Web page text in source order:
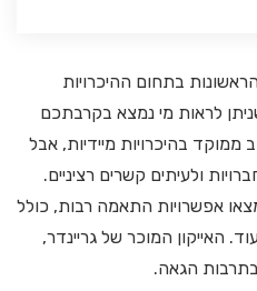
בתחום ההיכרויות
לראות מי נמצא בקרבתכם
ממוקד בהיכרויות מיידיות, אבל
ולעיתים קשרים רציניים.
אפשרויות התאמה רבות, כולל
האייקון המוכר של גריינדר,
הגאה.